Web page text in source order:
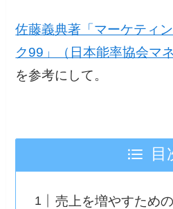
佐藤義典著「マーケティ
ク99」（日本能率協会マ
を参考にして。
目
売上を増やすため